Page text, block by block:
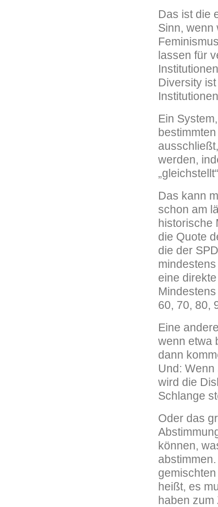
Das ist die
Sinn, wenn
lassen für
Diversity
Ein
werden,
Das kann
schon am
historische
die Quote
die der
eine
60, 70, 80,
Eine
wenn etwa
dann
Und:
wird die
Schlange
Oder das
können,
heißt, es
haben zum